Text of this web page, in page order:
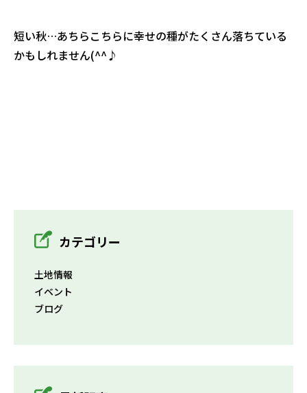
短い秋…あちらこちらに幸せの種がたくさん落ちている
かもしれません(^^♪
カテゴリー
土地情報
イベント
ブログ